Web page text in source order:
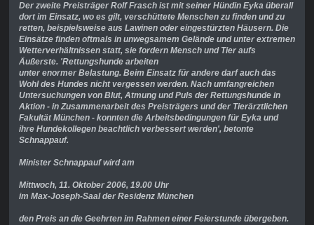
Der zweite Preisträger Rolf Frasch ist mit seiner Hündin Eyka überall
dort im Einsatz, wo es gilt, verschüttete Menschen zu finden und zu
retten, beispielsweise aus Lawinen oder eingestürzten Häusern. Die
Einsätze finden oftmals in unwegsamem Gelände und unter extremen
Wetterverhältnissen statt, sie fordern Mensch und Tier aufs
Äußerste. 'Rettungshunde arbeiten
unter enormer Belastung. Beim Einsatz für andere darf auch das
Wohl des Hundes nicht vergessen werden. Nach umfangreichen
Untersuchungen von Blut, Atmung und Puls der Rettungshunde in
Aktion - in Zusammenarbeit des Preisträgers und der Tierärztlichen
Fakultät München - konnten die Arbeitsbedingungen für Eyka und
ihre Hundekollegen beachtlich verbessert werden', betonte
Schnappauf.
Minister Schnappauf wird am
Mittwoch, 11. Oktober 2006, 19.00 Uhr
im Max-Joseph-Saal der Residenz München
den Preis an die Geehrten im Rahmen einer Feierstunde übergeben.